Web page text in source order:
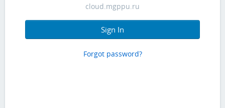
Sign In
Forgot password?